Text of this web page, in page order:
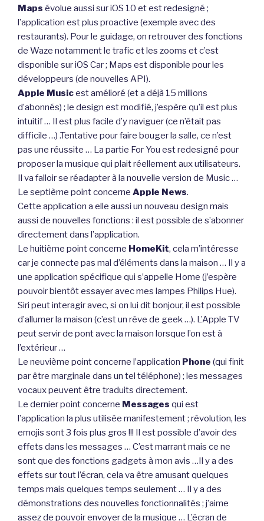
Maps évolue aussi sur iOS 10 et est redesigné ;
l’application est plus proactive (exemple avec des
restaurants). Pour le guidage, on retrouver des fonctions
de Waze notamment le trafic et les zooms et c’est
disponible sur iOS Car ; Maps est disponible pour les
développeurs (de nouvelles API).
Apple Musicest amélioré (et a déjà 15 millions
d’abonnés) ; le design est modifié, j’espère qu’il est plus
intuitif … Il est plus facile d’y naviguer (ce n’était pas
difficile …) .Tentative pour faire bouger la salle, ce n’est
pas une réussite … La partie For You est redesigné pour
proposer la musique qui plait réellement aux utilisateurs.
Il va falloir se réadapter à la nouvelle version de Music …
Le septième point concerne Apple News.
Cette application a elle aussi un nouveau design mais
aussi de nouvelles fonctions : il est possible de s’abonner
directement dans l’application.
Le huitième point concerne HomeKit, cela m’intéresse
car je connecte pas mal d’éléments dans la maison … Il y a
une application spécifique qui s’appelle Home (j’espère
pouvoir bientôt essayer avec mes lampes Philips Hue).
Siri peut interagir avec, si on lui dit bonjour, il est possible
d’allumer la maison (c’est un rêve de geek …). L’Apple TV
peut servir de pont avec la maison lorsque l’on est à
l’extérieur …
Le neuvième point concerne l’application Phone (qui finit
par être marginale dans un tel téléphone) ; les messages
vocaux peuvent être traduits directement.
Le dernier point concerne Messages qui est
l’application la plus utilisée manifestement ; révolution, les
emojis sont 3 fois plus gros !!! Il est possible d’avoir des
effets dans les messages … C’est marrant mais ce ne
sont que des fonctions gadgets à mon avis …Il y a des
effets sur tout l’écran, cela va être amusant quelques
temps mais quelques temps seulement … Il y a des
démonstrations des nouvelles fonctionnalités ; j’aime
assez de pouvoir envoyer de la musique … L’écran de